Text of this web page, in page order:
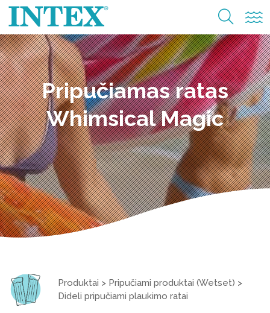
Pripučiamas ratas
Whimsical Magic
Produktai > Pripučiami produktai (Wetset) >
Dideli pripučiami plaukimo ratai